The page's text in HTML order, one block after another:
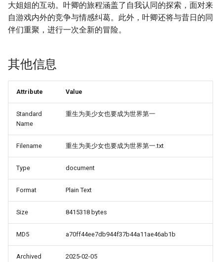
大姐姐的互动。叶卿的旅程涵盖了自我认同的探索，面对来
自游戏内外的竞争与情感纠葛。此外，叶卿还将与昔日的同
伴们重聚，进行一次全新的冒险。
其他信息
Attribute Value
Standard
Name
重生为美少女也要成为世界第一
Filename 重生为美少女也要成为世界第一.txt
Type document
Format Plain Text
Size 8415318 bytes
MD5 a70ff44ee7db944f37b44a11ae46ab1b
Archived
2025-02-05